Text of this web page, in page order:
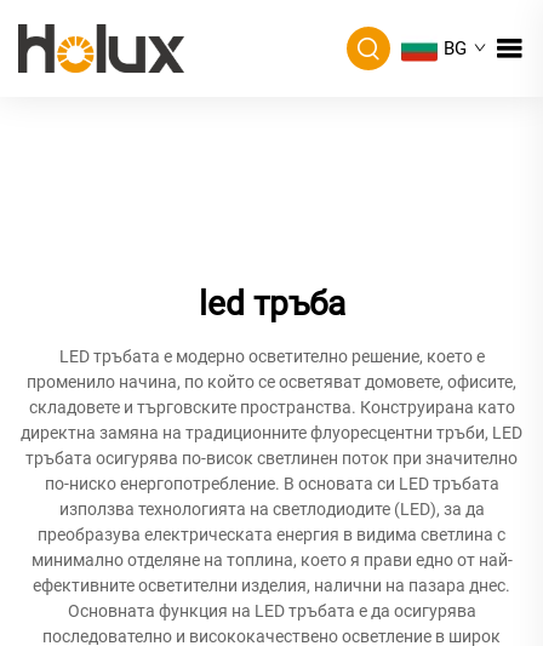
BG
led тръба
LED тръбата е модерно осветително решение, което е
променило начина, по който се осветяват домовете, офисите,
складовете и търговските пространства. Конструирана като
директна замяна на традиционните флуоресцентни тръби, LED
тръбата осигурява по-висок светлинен поток при значително
по-ниско енергопотребление. В основата си LED тръбата
използва технологията на светлодиодите (LED), за да
преобразува електрическата енергия в видима светлина с
минимално отделяне на топлина, което я прави едно от най-
ефективните осветителни изделия, налични на пазара днес.
Основната функция на LED тръбата е да осигурява
последователно и висококачествено осветление в широк